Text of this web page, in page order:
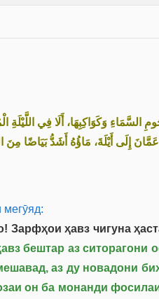
السَّمَاءِ وَكَوَاكِبِهَا، أَلَا فِي
إِلَى أَيْلَةَ، مَاؤُهُ أَشَدُّ بَيَاضًا مِنَ
мегӯяд:
Зарфҳои ҳавз чигуна
бештар аз
аз ду новадони
он ба монанди